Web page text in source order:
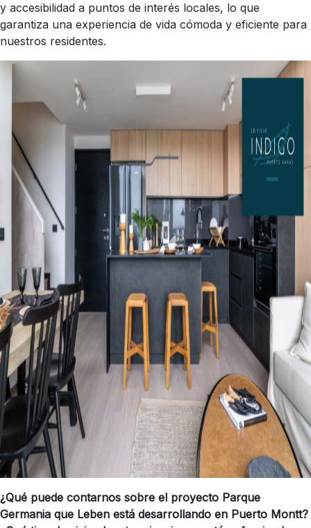
y accesibilidad a puntos de interés locales, lo que
garantiza una experiencia de vida cómoda y eficiente para
nuestros residentes.
¿Qué puede contarnos sobre el proyecto Parque
Germania que Leben está desarrollando en Puerto Montt?